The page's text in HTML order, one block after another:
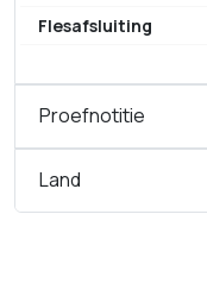
Flesafsluiting
Proefnotitie
Land